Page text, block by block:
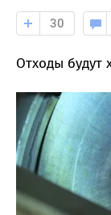
30
Отходы будут